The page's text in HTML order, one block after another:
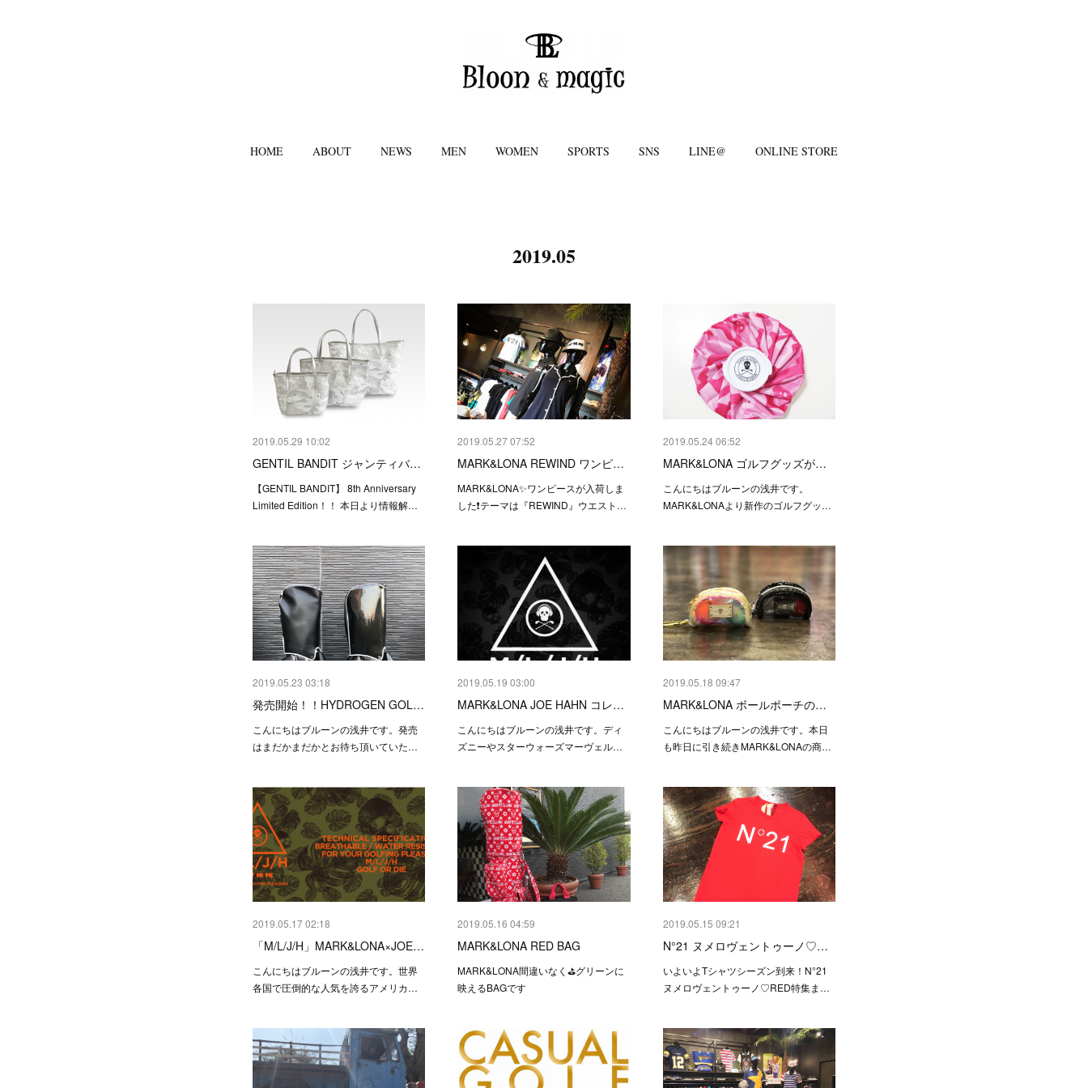
HOME ABOUT NEWS MEN WOMEN SPORTS SNS LINE@ ONLINE STORE
2019.05
2019.05.29 10:02
GENTIL BANDIT ジャンティバ…
【GENTIL BANDIT】 8th Anniversary
Limited Edition！！ 本日より情報解…
2019.05.27 07:52
MARK&LONA REWIND ワンピ…
MARK&LONA✨ワンピースが入荷しま
した❗️テーマは『REWIND』ウエスト…
2019.05.24 06:52
MARK&LONA ゴルフグッズが…
こんにちはブルーンの浅井です。
MARK&LONAより新作のゴルフグッ…
2019.05.23 03:18
発売開始！！HYDROGEN GOL…
こんにちはブルーンの浅井です。発売
はまだかまだかとお待ち頂いていた…
2019.05.19 03:00
MARK&LONA JOE HAHN コレ…
こんにちはブルーンの浅井です。ディ
ズニーやスターウォーズマーヴェル…
2019.05.18 09:47
MARK&LONA ボールポーチの…
こんにちはブルーンの浅井です。本日
も昨日に引き続きMARK&LONAの商…
2019.05.17 02:18
「M/L/J/H」MARK&LONA×JOE…
こんにちはブルーンの浅井です。世界
各国で圧倒的な人気を誇るアメリカ…
2019.05.16 04:59
MARK&LONA RED BAG
MARK&LONA間違いなく⛳️グリーンに
映えるBAGです
2019.05.15 09:21
N°21 ヌメロヴェントゥーノ♡…
いよいよTシャツシーズン到来！N°21
ヌメロヴェントゥーノ♡RED特集ま…